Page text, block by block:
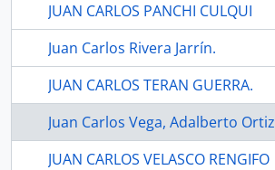
JUAN CARLOS PANCHI CULQUI
Juan Carlos Rivera Jarrín.
JUAN CARLOS TERAN GUERRA.
Juan Carlos Vega, Adalberto Ortiz
JUAN CARLOS VELASCO RENGIFO